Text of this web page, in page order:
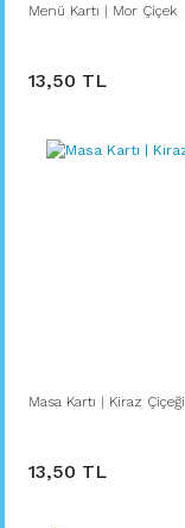
Menü Kartı | Mor Çiçek
13,50 TL
Masa Kartı | Kiraz Çiçeği
13,50 TL